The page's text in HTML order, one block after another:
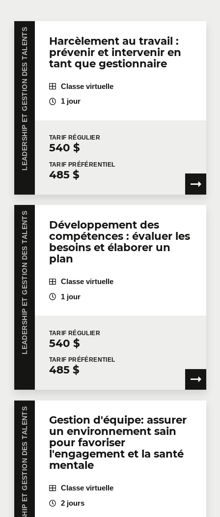
Vous avez plusieurs employés intéressés par une
même formation? Que ce soit en présentiel dans
vos bureaux ou à distance en mode virtuel, nous
offrons des formations privées adaptées aux
besoins de votre équipe. Des tarifs de groupes sont
disponibles. Contactez-nous
demandez une soumission en ligne.
Prénom
Nom
Téléphone
Entreprise
Nombre de participants
Formation
Dites-nous en plus
Votre fonction
LEADERSHIP ET GESTION DES TALENTS
Harcèlement au travail :
prévenir et intervenir en
tant que gestionnaire
Classe virtuelle
1 jour
TARIF RÉGULIER
540 $
TARIF PRÉFÉRENTIEL
485 $
LEADERSHIP ET GESTION DES TALENTS
Développement des
compétences : évaluer les
besoins et élaborer un
plan
Classe virtuelle
1 jour
TARIF RÉGULIER
540 $
TARIF PRÉFÉRENTIEL
485 $
LEADERSHIP ET GESTION DES TALENTS
Gestion d'équipe: assurer
un environnement sain
pour favoriser
l'engagement et la santé
mentale
Classe virtuelle
2 jours